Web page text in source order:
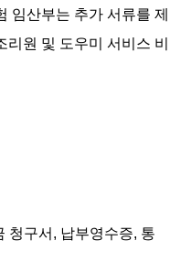
임산부는 추가 서류를 제
원 및 도우미 서비스 비
청구서, 납부영수증, 통